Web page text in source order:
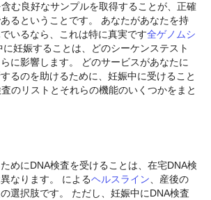
む良好なサンプルを取得することが、正確
るということです。 あなたがあなたを持
いるなら、これは特に真実です全ゲノムシ
に妊娠することは、どのシーケンステスト
に影響します。 どのサービスがあなたに
るのを助けるために、妊娠中に受けること
のリストとそれらの機能のいくつかをまと
めにDNA検査を受けることは、在宅DNA検
なります。 によるヘルスライン 、産後の
選択肢です。 ただし、妊娠中にDNA検査